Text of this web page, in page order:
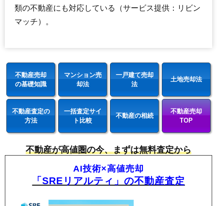
類の不動産にも対応している（サービス提供：リビン
マッチ）。
不動産売却
の基礎知識
マンション売
却法
一戸建て売却
法
土地売却法
不動産査定の
方法
一括査定サイ
ト比較
不動産の相続
不動産売却
TOP
不動産が高値圏の今、まずは無料査定から
AI技術×高値売却
「SREリアルティ」の不動産査定